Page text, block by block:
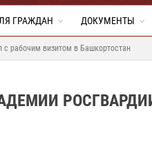
ГРАЖДАН ДОКУМЕНТЫ
рабочим визитом в Башкортостан